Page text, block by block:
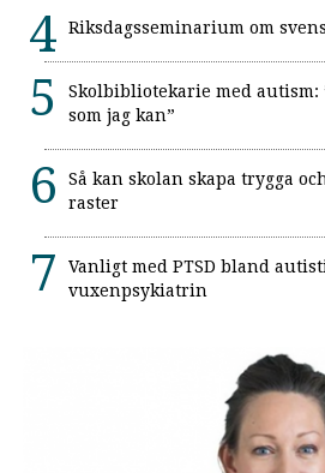
Riksdagsseminarium om
Skolbibliotekarie med autism:
som jag kan”
Så kan skolan skapa trygga
raster
Vanligt med PTSD bland
vuxenpsykiatrin